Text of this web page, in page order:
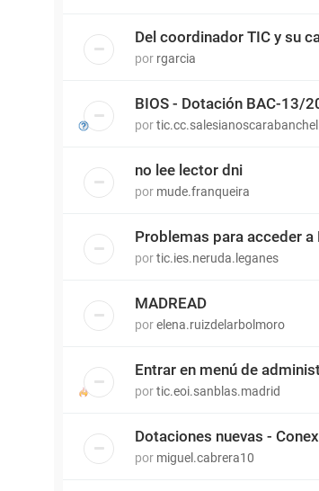
Del coordinador TIC y su
por rgarcia
BIOS - Dotación BAC-13/
por
no lee lector dni
por mude.franqueira
Problemas para acceder a
portic.ies.neruda.leganes
MADREAD
porelena.ruizdelarbolmoro
Entrar en menú de
portic.eoi.sanblas.madrid
Dotaciones nuevas -
por miguel.cabrera10